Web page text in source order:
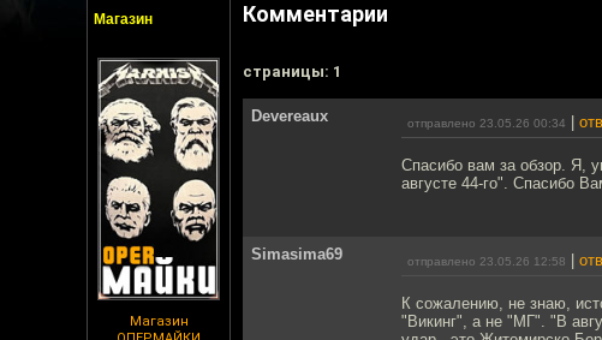
Магазин
Магазин
Комментарии
cтраницы: 1
Devereaux отправлено 23.05.26 00:34
Спасибо вам за обзор. Я,
августе 44-го". Спасибо
Simasima69 отправлено 23.05.26 12:58
К сожалению, не знаю,
"Викинг", а не "МГ". "В